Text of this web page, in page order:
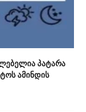
პატარა
ამინდის